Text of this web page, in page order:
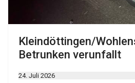
Kleindöttingen/
Betrunken verunfallt
24. Juli 2026